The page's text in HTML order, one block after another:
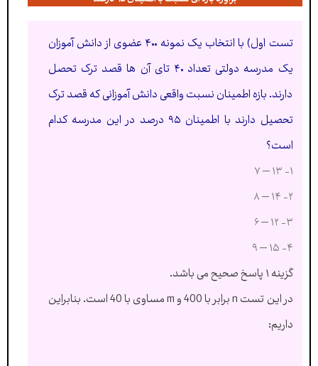
تست اول) با انتخاب یک نمونه ۴۰۰ عضوی از دانش آموزان
یک مدرسه دولتی تعداد ۴۰ تای آن ها قصد ترک تحصل
دارند. بازه اطمینان نسبت واقعی دانش آموزانی که قصد ترک
تحصیل دارند با اطمینان ۹۵ درصد در این مدرسه کدام
است؟
۱- ۱۳ – ۷
۲- ۱۴ – ۸
۳- ۱۲ – ۶
۴- ۱۵ – ۹
گزینه ۱ پاسخ صحیح می باشد.
در این تست n برابر با 400 و m مساوی با 40 است. بنابراین
داریم: